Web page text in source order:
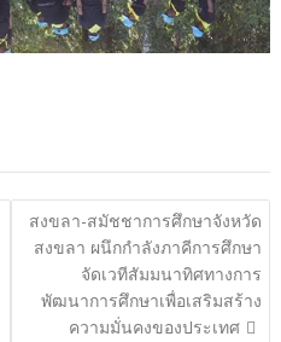
สงขลา-สมัชชาการศึกษาจังหวัด
สงขลา ผนึกกำลังภาคีการศึกษา
จัดเวทีสัมมนาทิศทางการ
พัฒนาการศึกษาเพื่อเสริมสร้าง
ความมั่นคงของประเทศ